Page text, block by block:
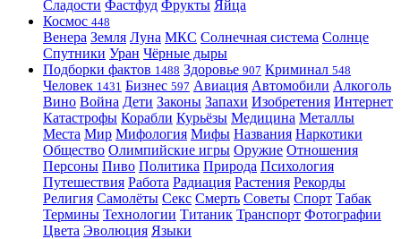
Сладости Фастфуд Фрукты Яйца
Космос 448
Венера Земля Луна МКС Солнечная система Солнце
Спутники Уран Чёрные дыры
Подборки фактов 1488 Здоровье 907 Криминал 548
Человек 1431 Бизнес 597 Авиация Автомобили Алкоголь
Вино Война Дети Законы Запахи Изобретения Интернет
Катастрофы Корабли Курьёзы Медицина Металлы
Места Мир Мифология Мифы Названия Наркотики
Общество Олимпийские игры Оружие Отношения
Персоны Пиво Политика Природа Психология
Путешествия Работа Радиация Растения Рекорды
Религия Самолёты Секс Смерть Советы Спорт Табак
Термины Технологии Титаник Транспорт Фотографии
Цвета Эволюция Языки